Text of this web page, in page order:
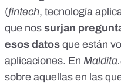
(fintech, tecnología
que nos surjan
esos datos que están
aplicaciones. En
sobre aquellas en las